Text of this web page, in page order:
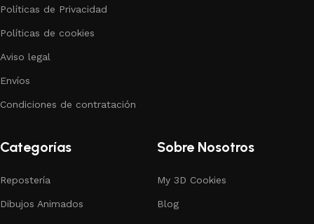
Políticas de Privacidad
Políticas de cookies
Aviso legal
Envíos
Condiciones de contratación
Categorías
Repostería
Dibujos Animados
Sobre Nosotros
My 3D Cookies
Blog